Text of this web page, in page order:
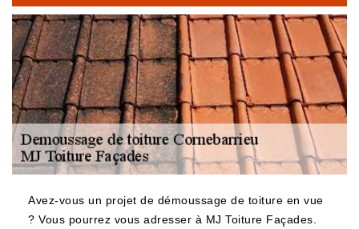
Avez-vous un projet de démoussage de toiture en vue
? Vous pourrez vous adresser à MJ Toiture Façades.